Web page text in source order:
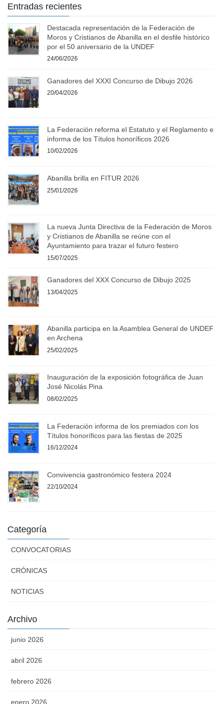
Entradas recientes
Destacada representación de la Federación de
Moros y Cristianos de Abanilla en el desfile histórico
por el 50 aniversario de la UNDEF
24/06/2026
Ganadores del XXXI Concurso de Dibujo 2026
20/04/2026
La Federación reforma el Estatuto y el Reglamento e
informa de los Títulos honoríficos 2026
10/02/2026
Abanilla brilla en FITUR 2026
25/01/2026
La nueva Junta Directiva de la Federación de Moros
y Cristianos de Abanilla se reúne con el
Ayuntamiento para trazar el futuro festero
15/07/2025
Ganadores del XXX Concurso de Dibujo 2025
13/04/2025
Abanilla participa en la Asamblea General de UNDEF
en Archena
25/02/2025
Inauguración de la exposición fotográfica de Juan
José Nicolás Pina
08/02/2025
La Federación informa de los premiados con los
Títulos honoríficos para las fiestas de 2025
16/12/2024
Convivencia gastronómico festera 2024
22/10/2024
Categoría
CONVOCATORIAS
CRÓNICAS
NOTICIAS
Archivo
junio 2026
abril 2026
febrero 2026
enero 2026